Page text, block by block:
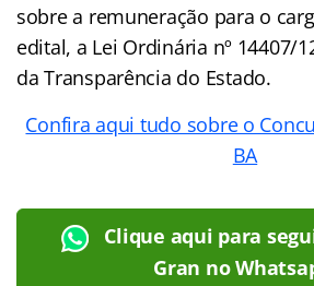
sobre a remuneração para o
edital, a Lei Ordinária nº 14407/
da Transparência do Estado.
Confira aqui tudo sobre o
BA
Clique aqui para
Gran no